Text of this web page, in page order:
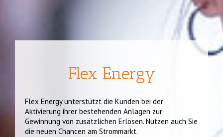
Flex Energy
Flex Energy unterstützt die Kunden bei der
Aktivierung ihrer bestehenden Anlagen zur
Gewinnung von zusätzlichen Erlösen. Nutzen auch Sie
die neuen Chancen am Strommarkt.